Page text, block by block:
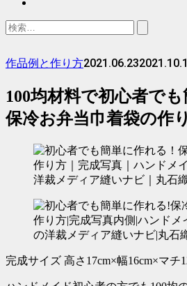
検
作品例と作り方2021.06.23
100均材料で初心者でも
保冷お弁当巾着袋の作
完成サイズ 高さ17cm×幅16cm×マチ